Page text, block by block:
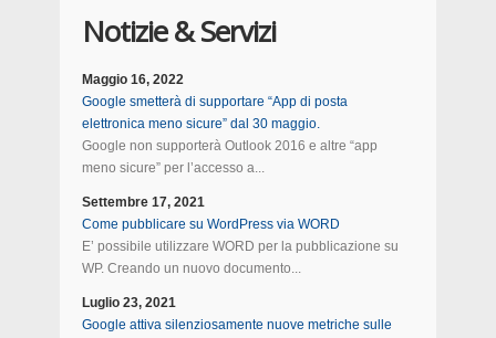
Notizie & Servizi
Maggio 16, 2022
Google smetterà di supportare “App di posta
elettronica meno sicure” dal 30 maggio.
Google non supporterà Outlook 2016 e altre “app
meno sicure” per l’accesso a...
Settembre 17, 2021
Come pubblicare su WordPress via WORD
E’ possibile utilizzare WORD per la pubblicazione su
WP. Creando un nuovo documento...
Luglio 23, 2021
Google attiva silenziosamente nuove metriche sulle